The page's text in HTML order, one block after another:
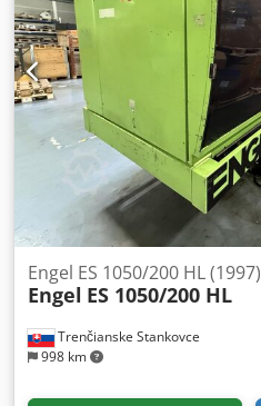
Trenčianske Stankovce
998 km
Engel ES 1050/200 HL (1997)
Engel ES 1050/200 HL